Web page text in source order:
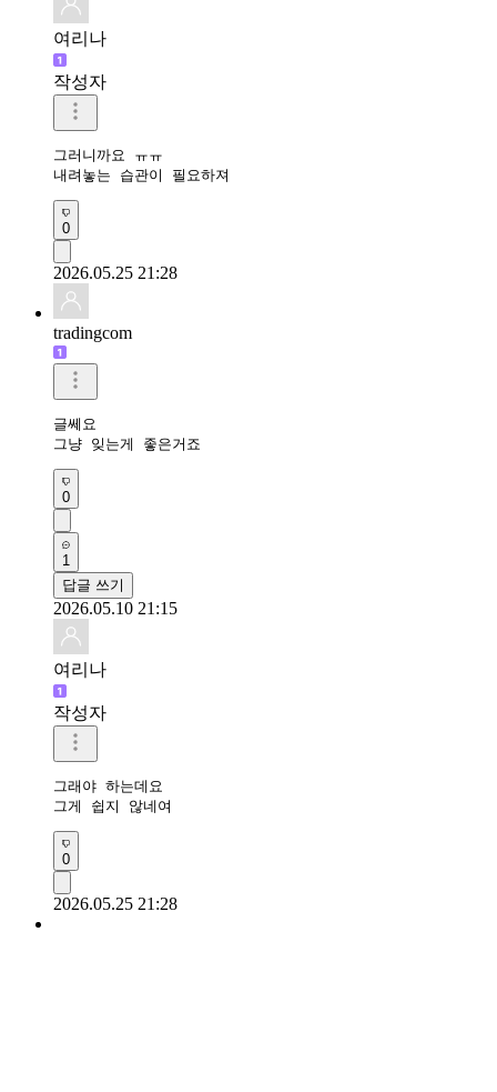
여리나
작성자
그러니까요 ㅠㅠ
내려놓는 습관이 필요하져
0
2026.05.25 21:28
tradingcom
글쎄요
그냥 잊는게 좋은거죠
0
1
답글 쓰기
2026.05.10 21:15
여리나
작성자
그래야 하는데요
그게 쉽지 않네여
0
2026.05.25 21:28